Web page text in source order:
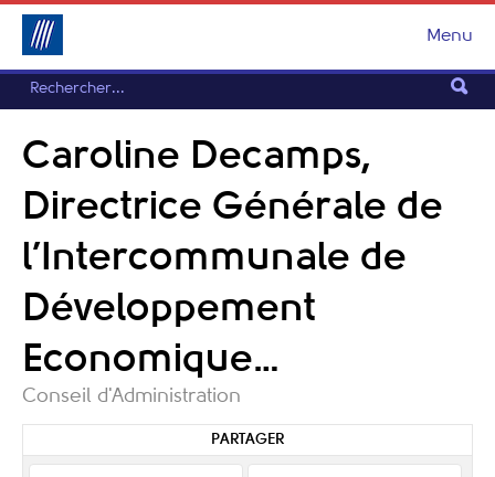
Menu
Caroline Decamps,
Directrice Générale de
l’Intercommunale de
Développement
Economique…
Conseil d'Administration
PARTAGER